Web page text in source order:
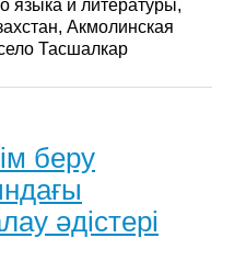
языка и литературы,
Акмолинская
Тасшалкар
беру
әдістері